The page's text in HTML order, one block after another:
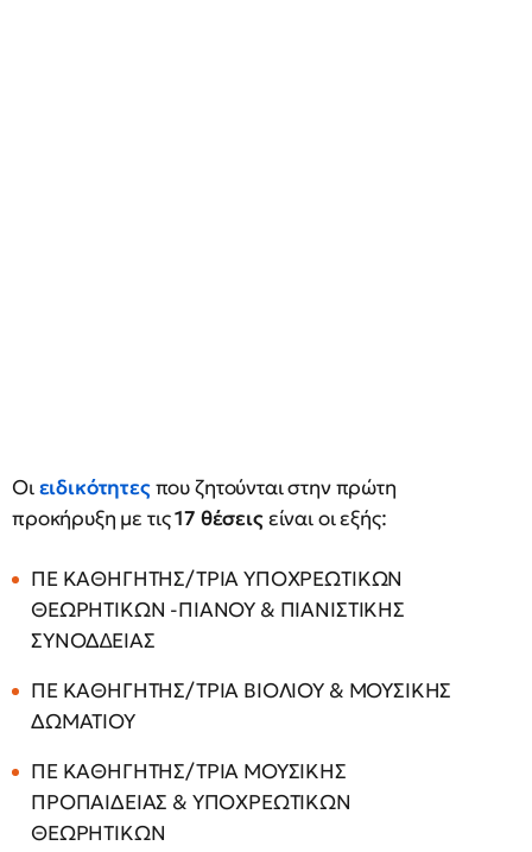
Oιειδικότητεςπου ζητούνται στην πρώτη
προκήρυξη με τις17 θέσειςείναι οι εξής:
ΠΕ ΚΑΘΗΓΗΤΗΣ/ΤΡΙΑ ΥΠΟΧΡΕΩΤΙΚΩΝ
ΘΕΩΡΗΤΙΚΩΝ -ΠΙΑΝΟΥ & ΠΙΑΝΙΣΤΙΚΗΣ
ΣΥΝΟΔ∆ΕΙΑΣ
ΠΕ ΚΑΘΗΓΗΤΗΣ/ΤΡΙΑ ΒΙΟΛΙΟΥ & ΜΟΥΣΙΚΗΣ
ΔΩΜΑΤΙΟΥ
ΠΕ ΚΑΘΗΓΗΤΗΣ/ΤΡΙΑ ΜΟΥΣΙΚΗΣ
ΠΡΟΠΑΙΔΕΙΑΣ & ΥΠΟΧΡΕΩΤΙΚΩΝ
ΘΕΩΡΗΤΙΚΩΝ